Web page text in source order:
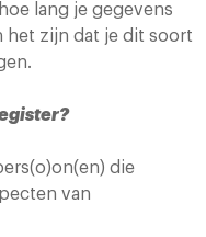
lang je gegevens
het zijn dat je dit soort
die
van